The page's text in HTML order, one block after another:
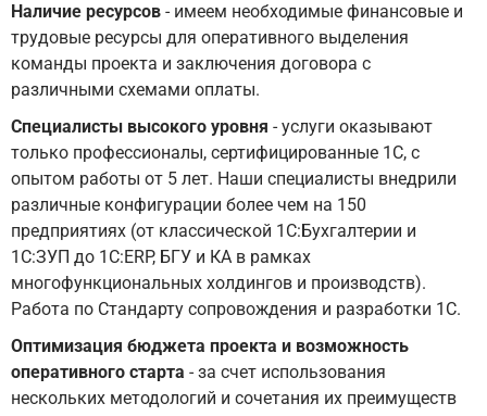
Наличие ресурсов - имеем необходимые финансовые и
трудовые ресурсы для оперативного выделения
команды проекта и заключения договора с
различными схемами оплаты.
Специалисты высокого уровня - услуги оказывают
только профессионалы, сертифицированные 1С, с
опытом работы от 5 лет. Наши специалисты внедрили
различные конфигурации более чем на 150
предприятиях (от классической 1С:Бухгалтерии и
1С:ЗУП до 1С:ERP, БГУ и КА в рамках
многофункциональных холдингов и производств).
Работа по Стандарту сопровождения и разработки 1С.
Оптимизация бюджета проекта и возможность
оперативного старта - за счет использования
нескольких методологий и сочетания их преимуществ